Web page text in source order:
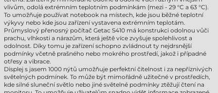
vlivům, odolá extrémním teplotním podmínkám (mezi - 29 °C a 63 °C).
To umožňuje používat notebook na místech, kde jsou běžné teplotní
výkyvy nebo kde jsou zařízení vystavena extrémním teplotám.
Průmyslový přenosný počítač Getac S410 má konstrukci odolnou vůči
prachu, vlhkosti a nárazům, která ještě více zvyšuje spolehlivost a
odolnost. Díky tomu je zařízení schopno zvládnout ty nejdrsnější
podmínky včetně prašného nebo mokrého prostředí, jakož i případné
otřesy a vibrace.
Displej s jasem 1000 nýtů umožňuje perfektní čitelnost i za nepříznivých
světelných podmínek. To může být mimořádně užitečné v prostředích,
kde silné sluneční světlo nebo jiné světelné podmínky ztěžují čtení na